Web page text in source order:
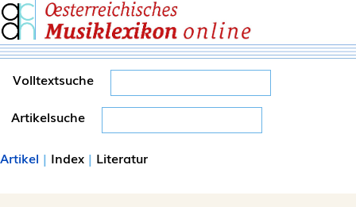
Volltextsuche
Artikelsuche
Artikel | Index | Literatur